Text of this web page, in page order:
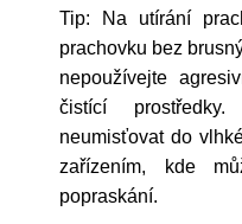
Tip: Na utírání
prachovku bez
nepoužívejte
čistící prostředky.
neumisťovat do
zařízením, kde
popraskání.